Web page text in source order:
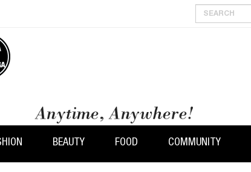
BEAUTY FOOD COMMUNITY